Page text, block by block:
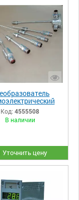
ПТК-01 АС
Код: 4555508
В наличии
Уточнить цену